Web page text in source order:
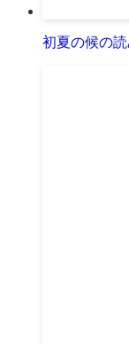
初夏の候の